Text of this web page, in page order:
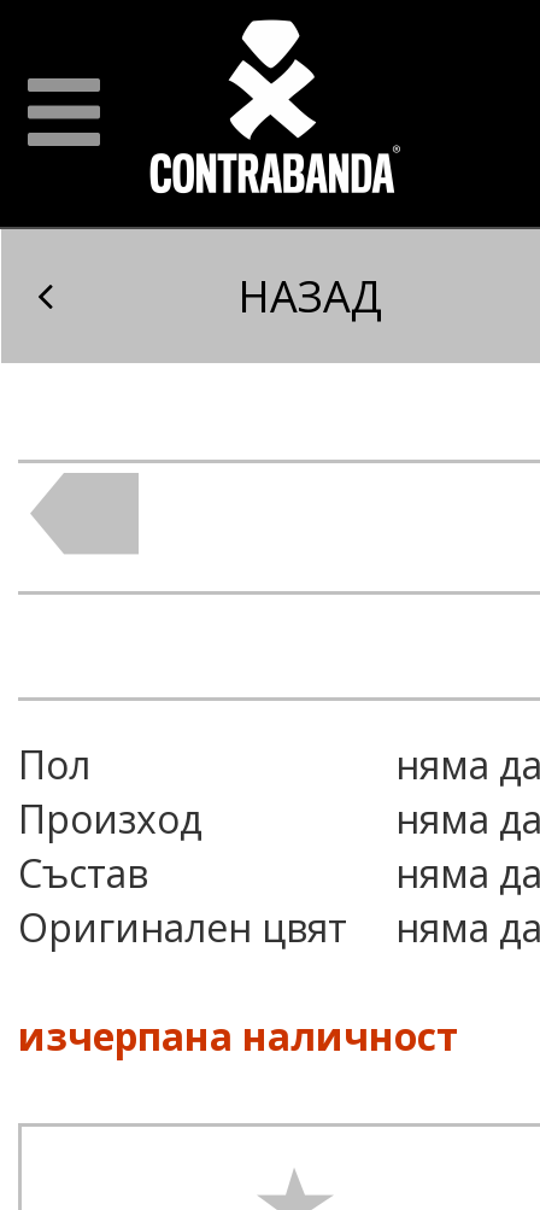
НАЗАД
Пол
няма
Произход
няма
Състав
няма
Оригинален цвят
няма
изчерпана наличност